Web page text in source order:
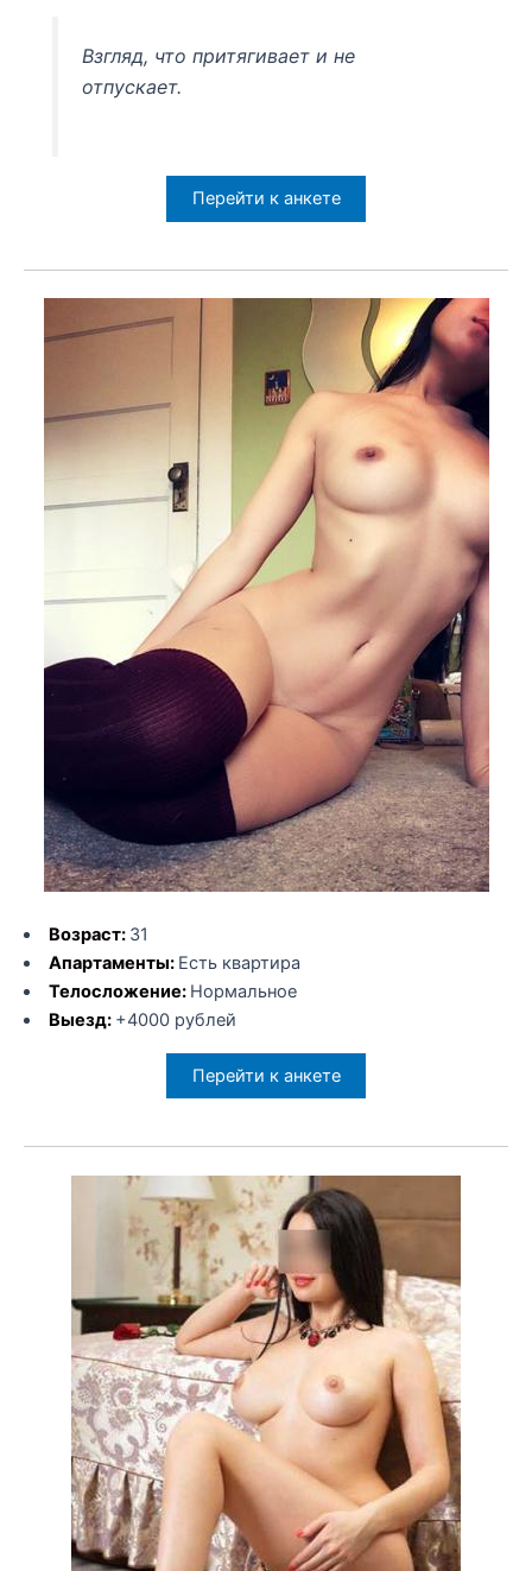
Взгляд, что притягивает и не
отпускает.
Перейти к анкете
Возраст: 31
Апартаменты: Есть квартира
Телосложение: Нормальное
Выезд: +4000 рублей
Перейти к анкете